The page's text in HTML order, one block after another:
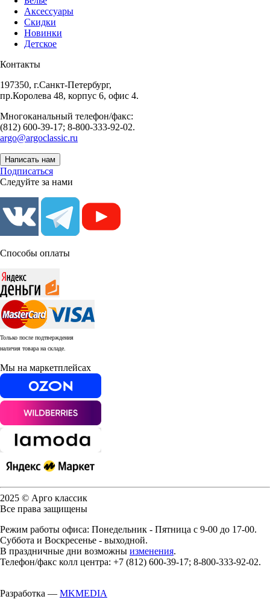
Аксессуары
Скидки
Новинки
Детское
Контакты
197350, г.Санкт-Петербург,
пр.Королева 48, корпус 6, офис 4.
Многоканальный телефон/факс:
(812) 600-39-17; 8-800-333-92-02.
argo@argoclassic.ru
Написать нам
Подписаться
Следуйте за нами
Способы оплаты
Только после подтверждения
наличия товара на складе.
Мы на маркетплейсах
2025 © Арго классик
Все права защищены
Режим работы офиса: Понедельник - Пятница с 9-00 до 17-00.
Суббота и Воскресенье - выходной.
В праздничные дни возможны изменения.
Телефон/факс колл центра: +7 (812) 600-39-17; 8-800-333-92-02.
Разработка — MKMEDIA